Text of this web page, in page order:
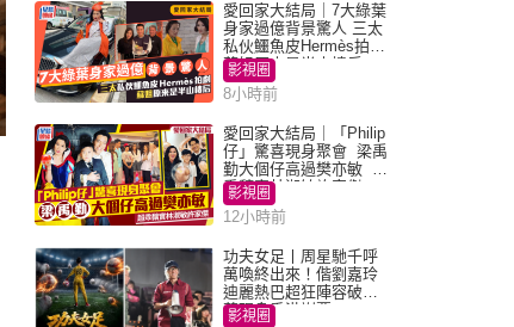
愛回家大結局｜7大綠葉
身家過億背景驚人 三太
私伙鱷魚皮Hermès拍劇
蘇姐原來是半山樓后
影視圈
8小時前
愛回家大結局｜「Philip
仔」驚喜現身聚會 梁禹
勤大個仔高過樊亦敏 超
乖黐實林淑敏許家傑
影視圈
12小時前
功夫女足丨周星馳千呼
萬喚終出來！偕劉嘉玲
迪麗熱巴超狂陣容破天
荒現身香港謝票
影視圈